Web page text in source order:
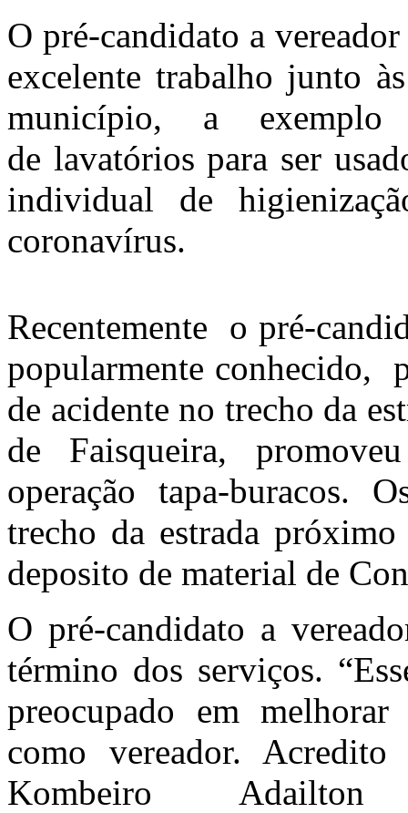
O pré-candidato a
excelente trabalho junto
município, a
de lavatórios para ser
individual de
coronavírus.
Recentemente o pré-
popularmente conhecido,
de acidente no trecho da
de Faisqueira,
operação tapa-buracos.
trecho da estrada
deposito de material de
O pré-candidato a
término dos serviços.
preocupado em
como vereador.
Kombeiro